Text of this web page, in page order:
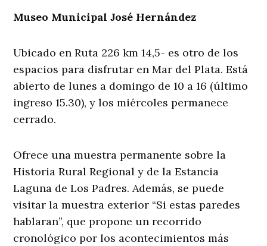
Museo Municipal José Hernández
Ubicado en Ruta 226 km 14,5- es otro de los
espacios para disfrutar en Mar del Plata. Está
abierto de lunes a domingo de 10 a 16 (último
ingreso 15.30), y los miércoles permanece
cerrado.
Ofrece una muestra permanente sobre la
Historia Rural Regional y de la Estancia
Laguna de Los Padres. Además, se puede
visitar la muestra exterior “Si estas paredes
hablaran”, que propone un recorrido
cronológico por los acontecimientos más